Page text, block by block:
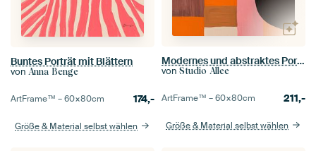
Buntes Porträt mit Blättern
von Anna Benge
ArtFrame™ –60×80cm 174,-
Größe & Material selbst wählen
Modernes und abstraktes Porträt in Retro-Farben
von Studio Allee
ArtFrame™ –60×80cm 211,-
Größe & Material selbst wählen